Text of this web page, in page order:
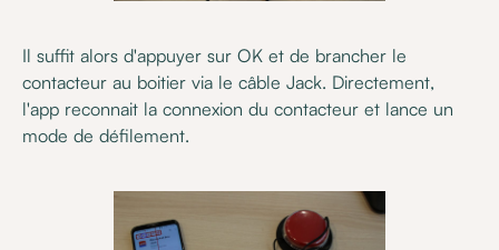
Il suffit alors d'appuyer sur OK et de brancher le
contacteur au boitier via le câble Jack. Directement,
l'app reconnait la connexion du contacteur et lance un
mode de défilement.